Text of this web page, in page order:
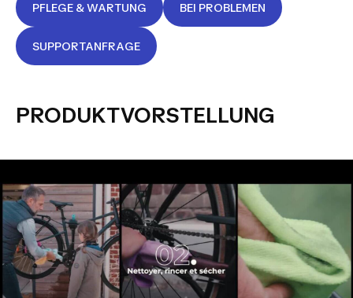
PFLEGE & WARTUNG BEI PROBLEMEN
SUPPORTANFRAGE
PRODUKTVORSTELLUNG